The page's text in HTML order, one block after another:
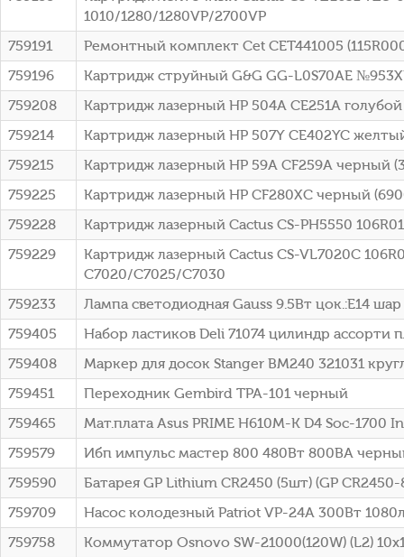
1010/1280/1280VP/2700VP
759191
Ремонтный комплект Cet CET441005
759196
Картридж струйный G&G GG-L0S70AE
759208
Картридж лазерный HP 504A CE251A
759214
Картридж лазерный HP 507Y CE402YC
759215
Картридж лазерный HP 59A CF259A черный
759225
Картридж лазерный HP CF280XC черный
759228
Картридж лазерный Cactus CS-PH5550
759229
Картридж лазерный Cactus CS-VL7020C
C7020/C7025/C7030
759233
Лампа светодиодная Gauss 9.5Вт цок.:E14 шар
759405
Набор ластиков Deli 71074 цилиндр ассорти
759408
Маркер для досок Stanger BM240 321031
759451
Переходник Gembird TPA-101 черный
759465
Мат.плата Asus PRIME H610M-K D4 Soc-1700
759579
Ибп импульс мастер 800 480Вт 800ВА
759590
Батарея GP Lithium CR2450 (5шт) (GP CR2450-
759709
Насос колодезный Patriot VP-24A 300Вт
759758
Коммутатор Osnovo SW-21000(120W) (L2)